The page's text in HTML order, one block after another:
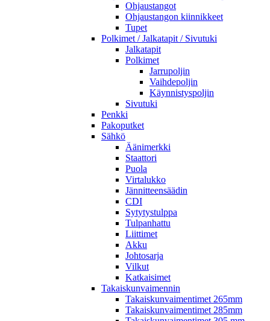
Ohjaustangot
Ohjaustangon kiinnikkeet
Tupet
Polkimet / Jalkatapit / Sivutuki
Jalkatapit
Polkimet
Jarrupoljin
Vaihdepoljin
Käynnistyspoljin
Sivutuki
Penkki
Pakoputket
Sähkö
Äänimerkki
Staattori
Puola
Virtalukko
Jännitteensäädin
CDI
Sytytystulppa
Tulpanhattu
Liittimet
Akku
Johtosarja
Vilkut
Katkaisimet
Takaiskunvaimennin
Takaiskunvaimentimet 265mm
Takaiskunvaimentimet 285mm